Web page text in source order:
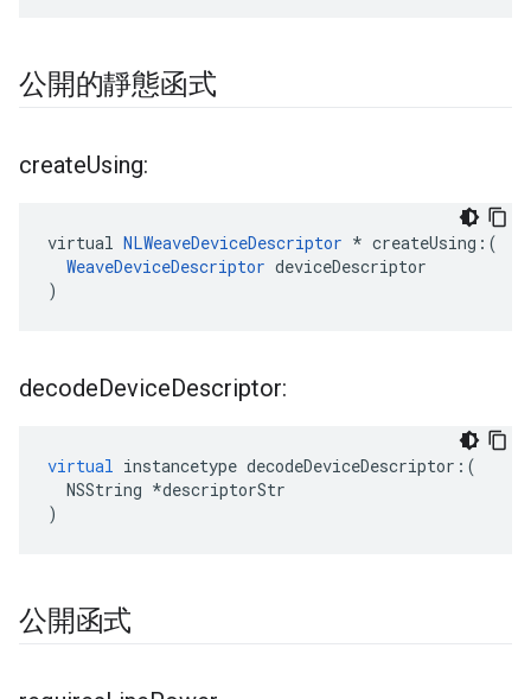
公開的靜態函式
createUsing:
virtual NLWeaveDeviceDescriptor * createUsing:(
WeaveDeviceDescriptor deviceDescriptor
)
decodeDeviceDescriptor:
virtual instancetype decodeDeviceDescriptor :(
NSString *descriptorStr
)
公開函式